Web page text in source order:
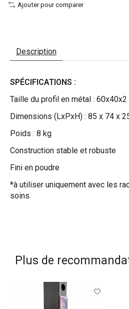
Ajouter pour comparer
Description
SPÉCIFICATIONS :
Taille du profil en métal : 60x40x2
Dimensions (LxPxH) : 85 x 74 x
Poids : 8 kg
Construction stable et robuste
Fini en poudre
*à utiliser uniquement avec les
soins.
Plus de
Articles du carrousel de produits